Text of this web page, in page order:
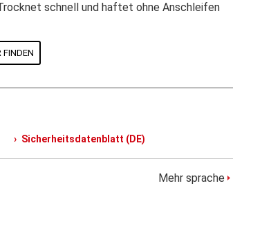
schnell und haftet ohne Anschleifen
FINDEN
Sicherheitsdatenblatt (DE)
Mehr sprache